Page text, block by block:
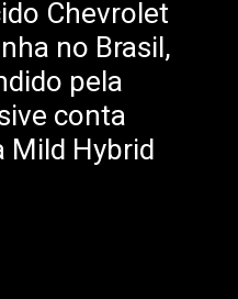
Chevrolet
no Brasil,
pela
conta
Mild Hybrid